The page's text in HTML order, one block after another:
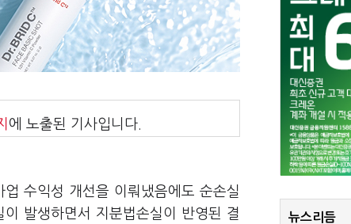
에 노출된 기사입니다.
수익성 개선을 이뤄냈음에도 순손실
발생하면서 지분법손실이 반영된 결
뉴스리듬